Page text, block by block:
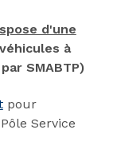
d'une
à
SMABTP)
pour
Service